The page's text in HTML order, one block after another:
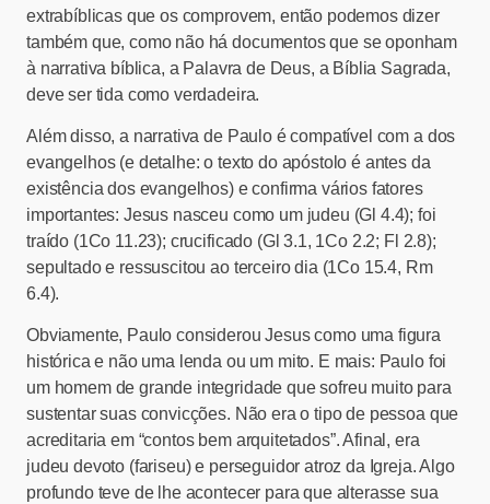
extrabíblicas que os comprovem, então podemos dizer
também que, como não há documentos que se oponham
à narrativa bíblica, a Palavra de Deus, a Bíblia Sagrada,
deve ser tida como verdadeira.
Além disso, a narrativa de Paulo é compatível com a dos
evangelhos (e detalhe: o texto do apóstolo é antes da
existência dos evangelhos) e confirma vários fatores
importantes: Jesus nasceu como um judeu (Gl 4.4); foi
traído (1Co 11.23); crucificado (Gl 3.1, 1Co 2.2; Fl 2.8);
sepultado e ressuscitou ao terceiro dia (1Co 15.4, Rm
6.4).
Obviamente, Paulo considerou Jesus como uma figura
histórica e não uma lenda ou um mito. E mais: Paulo foi
um homem de grande integridade que sofreu muito para
sustentar suas convicções. Não era o tipo de pessoa que
acreditaria em “contos bem arquitetados”. Afinal, era
judeu devoto (fariseu) e perseguidor atroz da Igreja. Algo
profundo teve de lhe acontecer para que alterasse sua